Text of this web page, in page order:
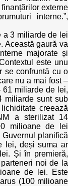
externe
interne.”,
a 3 miliarde de lei
Această gaură va
majorate și
este unu
se confruntă cu o
nu a mai fost –
miliarde de lei,
miliarde sunt sub
creează
a sterilizat 14
milioane de lei
planifică
lei, deși suma ar
Și în premieră,
noi de la
de lei. Este
(100 milioane